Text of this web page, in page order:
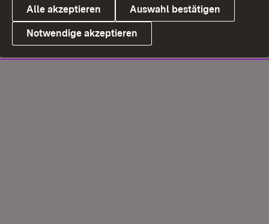
Alle akzeptieren Auswahl bestätigen
Notwendige akzeptieren